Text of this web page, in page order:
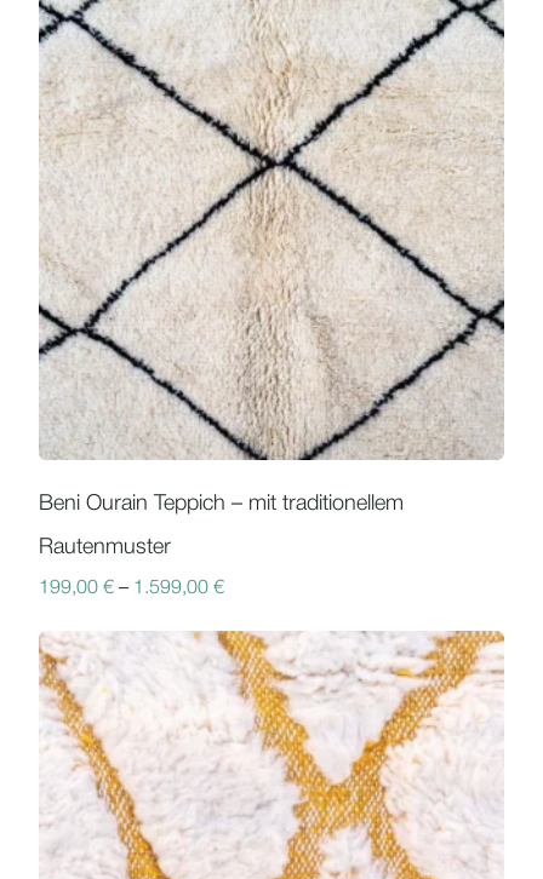
Beni Ourain Teppich – mit traditionellem
Rautenmuster
199,00 € – 1.599,00 €